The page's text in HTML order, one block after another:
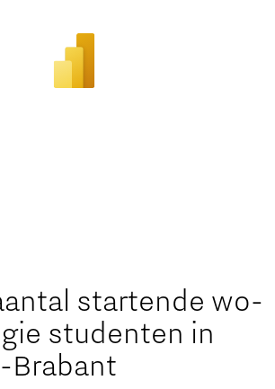
startende wo-
studenten in
Brabant